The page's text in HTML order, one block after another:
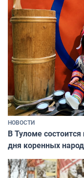
НОВОСТИ
В Туломе
дня коренных